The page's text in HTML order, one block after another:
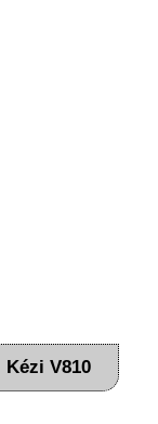
Kézi V810